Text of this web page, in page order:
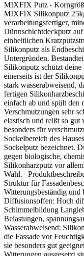
MIXFIX Putz -
MIXFIX Silikonputz
verarbeitungsfertiger,
Dünnschichtdeckputz
einheitlichen
Silikonputz als
Untergründen.
Silikonputz schützt deine
einerseits ist der
stark wasserabweisend,
fertigen
einfach ab und spült den
Verschmutzungen sehr
elastisch und reißt so
besonders für
Sockelbereich des
Sockelputz bezeichnet.
gegen biologische,
Silikonharzputz vor
Wahl.
Struktur für
Witterungsbeständig und
Diffusionsoffen: Hoch
Schimmelbildung
Belastungen,
Wasserabweisend:
die Fassade vor
sie besonders gut